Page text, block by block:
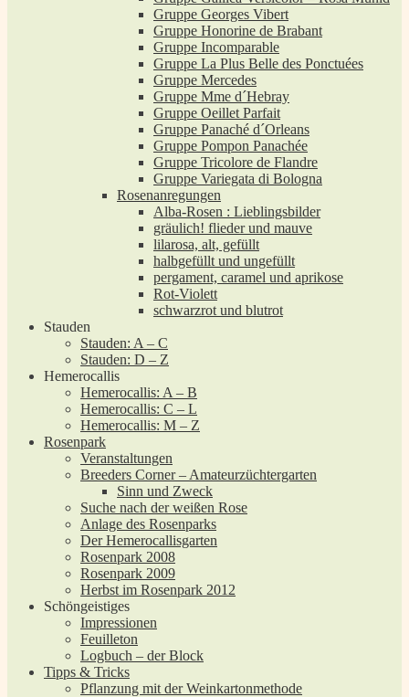
Gruppe Georges Vibert
Gruppe Honorine de Brabant
Gruppe Incomparable
Gruppe La Plus Belle des Ponctuées
Gruppe Mercedes
Gruppe Mme d´Hebray
Gruppe Oeillet Parfait
Gruppe Panaché d´Orleans
Gruppe Pompon Panachée
Gruppe Tricolore de Flandre
Gruppe Variegata di Bologna
Rosenanregungen
Alba-Rosen : Lieblingsbilder
gräulich! flieder und mauve
lilarosa, alt, gefüllt
halbgefüllt und ungefüllt
pergament, caramel und aprikose
Rot-Violett
schwarzrot und blutrot
Stauden
Stauden: A – C
Stauden: D – Z
Hemerocallis
Hemerocallis: A – B
Hemerocallis: C – L
Hemerocallis: M – Z
Rosenpark
Veranstaltungen
Breeders Corner – Amateurzüchtergarten
Sinn und Zweck
Suche nach der weißen Rose
Anlage des Rosenparks
Der Hemerocallisgarten
Rosenpark 2008
Rosenpark 2009
Herbst im Rosenpark 2012
Schöngeistiges
Impressionen
Feuilleton
Logbuch – der Block
Tipps & Tricks
Pflanzung mit der Weinkartonmethode